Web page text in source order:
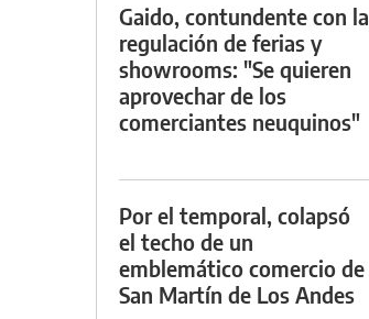
Gaido, contundente con la
regulación de ferias y
showrooms: "Se quieren
aprovechar de los
comerciantes neuquinos"
Por el temporal, colapsó
el techo de un
emblemático comercio de
San Martín de Los Andes